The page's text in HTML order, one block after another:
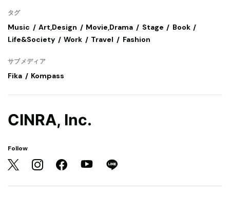
タグ
Music Art,Design Movie,Drama Stage
Book
Life&Society
Work Travel Fashion
サブメディア
Fika Kompass
CINRA, Inc.
Follow